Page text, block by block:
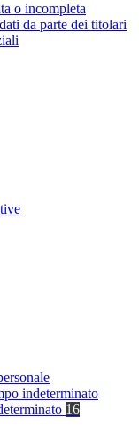
o incompleta
da parte dei titolari
indeterminato
16